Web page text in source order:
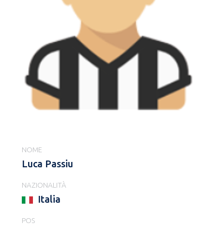
NOME
Luca Passiu
NAZIONALITÀ
Italia
POS